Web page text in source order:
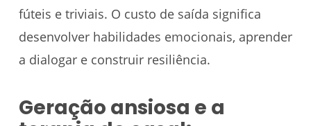
fúteis e triviais. O custo de saída significa
desenvolver habilidades emocionais, aprender
a dialogar e construir resiliência.
Geração ansiosa e a